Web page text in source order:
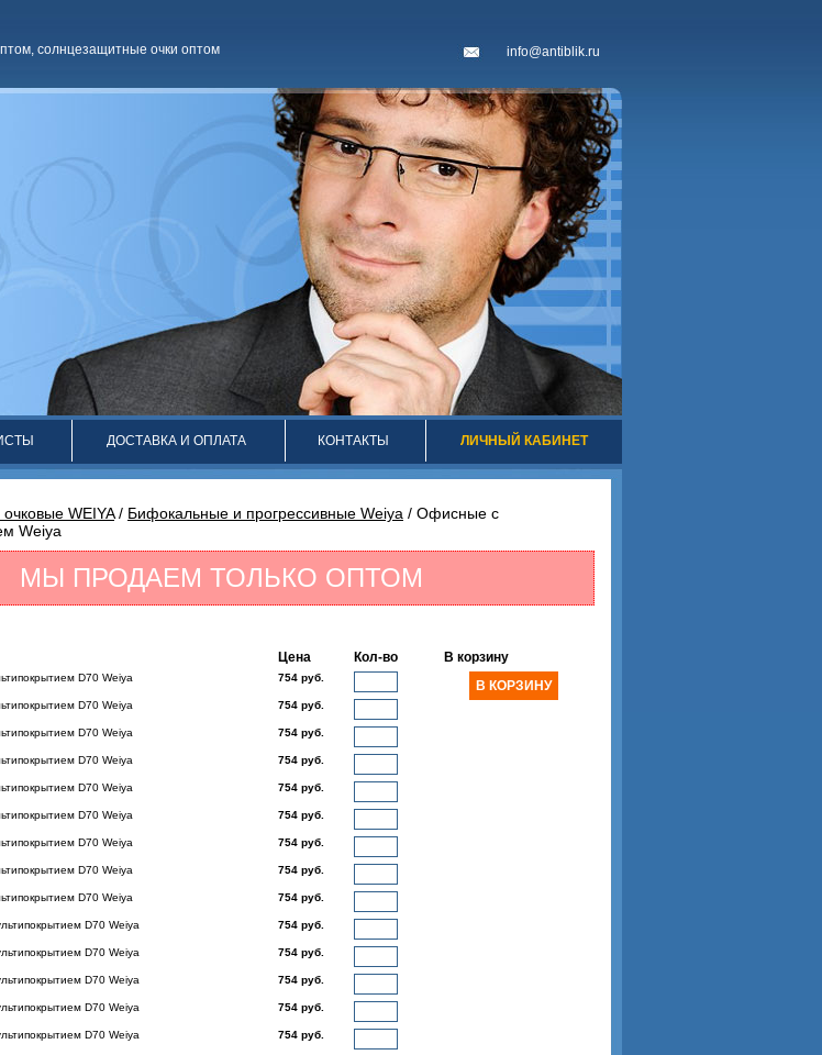
, солнцезащитные очки оптом info@antiblik.ru
ДОСТАВКА И ОПЛАТА КОНТАКТЫ ЛИЧНЫЙ КАБИНЕТ
WEIYA/ Бифокальные и прогрессивные Weiya / Офисные с
Weiya
МЫ ПРОДАЕМ ТОЛЬКО ОПТОМ
Цена Кол-во
D70 Weiya 754 руб.
D70 Weiya 754 руб.
D70 Weiya 754 руб.
D70 Weiya 754 руб.
D70 Weiya 754 руб.
D70 Weiya 754 руб.
D70 Weiya 754 руб.
D70 Weiya 754 руб.
D70 Weiya 754 руб.
D70 Weiya 754 руб.
D70 Weiya 754 руб.
D70 Weiya 754 руб.
D70 Weiya 754 руб.
D70 Weiya 754 руб.
В корзину